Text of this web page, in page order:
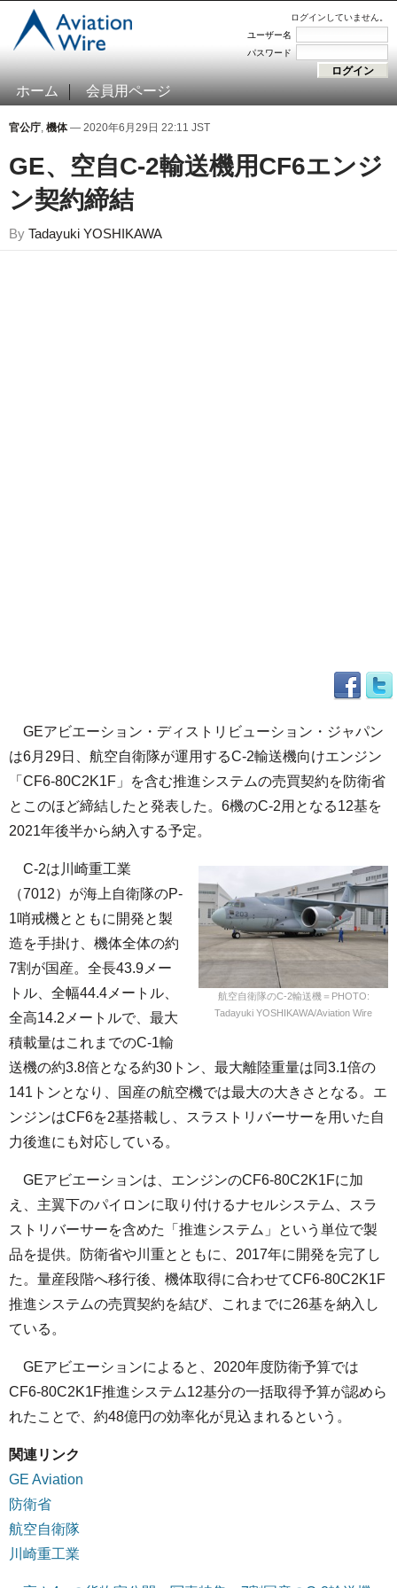
ログインしていません。
ユーザー名
パスワード
ホーム 会員用ページ
官公庁, 機体— 2020年6月29日 22:11 JST
GE、空自C-2輸送機用CF6エンジ
ン契約締結
By Tadayuki YOSHIKAWA
GEアビエーション・ディストリビューション・ジャパン
は6月29日、航空自衛隊が運用するC-2輸送機向けエンジン
「CF6-80C2K1F」を含む推進システムの売買契約を防衛省
とこのほど締結したと発表した。6機のC-2用となる12基を
2021年後半から納入する予定。
航空自衛隊のC-2輸送機＝PHOTO:
Tadayuki YOSHIKAWA/Aviation Wire
C-2は川崎重工業
（7012）が海上自衛隊のP-
1哨戒機とともに開発と製
造を手掛け、機体全体の約
7割が国産。全長43.9メー
トル、全幅44.4メートル、
全高14.2メートルで、最大
積載量はこれまでのC-1輸
送機の約3.8倍となる約30トン、最大離陸重量は同3.1倍の
141トンとなり、国産の航空機では最大の大きさとなる。エ
ンジンはCF6を2基搭載し、スラストリバーサーを用いた自
力後進にも対応している。
GEアビエーションは、エンジンのCF6-80C2K1Fに加
え、主翼下のパイロンに取り付けるナセルシステム、スラ
ストリバーサーを含めた「推進システム」という単位で製
品を提供。防衛省や川重とともに、2017年に開発を完了し
た。量産段階へ移行後、機体取得に合わせてCF6-80C2K1F
推進システムの売買契約を結び、これまでに26基を納入し
ている。
GEアビエーションによると、2020年度防衛予算では
CF6-80C2K1F推進システム12基分の一括取得予算が認めら
れたことで、約48億円の効率化が見込まれるという。
関連リンク
GE Aviation
防衛省
航空自衛隊
川崎重工業